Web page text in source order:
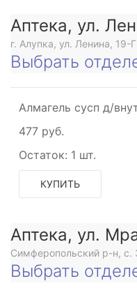
Аптека, ул.
г. Алупка, ул. Ленина, 19-Г
Выбрать
Алмагель сусп д/
477 руб.
Остаток: 1 шт.
КУПИТЬ
Аптека, ул.
Симферопольский р-н,
Выбрать